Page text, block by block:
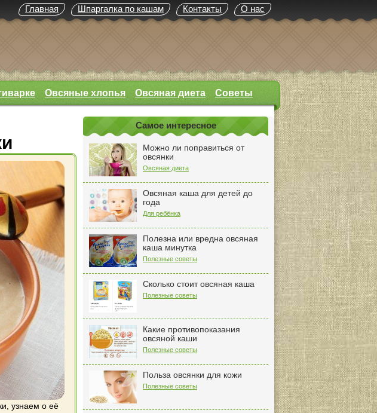
О нас
Контакты
Шпаргалка по кашам
Главная
Овсяные хлопья Овсяная диета Советы
Самое интересное
Можно ли поправиться от
овсянки
Овсяная диета
Овсяная каша для детей до
года
Для ребёнка
Полезна или вредна овсяная
каша минутка
Полезные советы
Сколько стоит овсяная каша
Полезные советы
Какие противопоказания
овсяной каши
Полезные советы
Польза овсянки для кожи
Полезные советы
узнаем о её